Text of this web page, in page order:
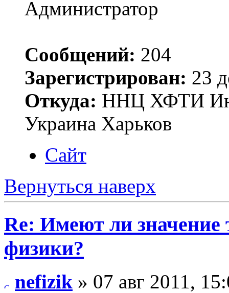
Администратор
Сообщений: 204
Зарегистрирован: 23
Откуда: ННЦ ХФТИ
Украина Харьков
Сайт
Вернуться наверх
Re: Имеют ли значение
физики?
nefizik » 07 авг 2011,